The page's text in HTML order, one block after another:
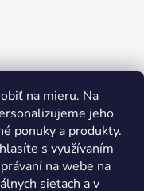
na mieru. Na
jeho
ponuky a produkty.
s využívaním
na webe na
sieťach a v